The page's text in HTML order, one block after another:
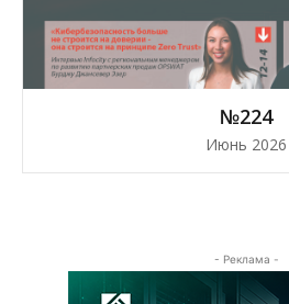
№224
Июнь 2026
- Реклама -